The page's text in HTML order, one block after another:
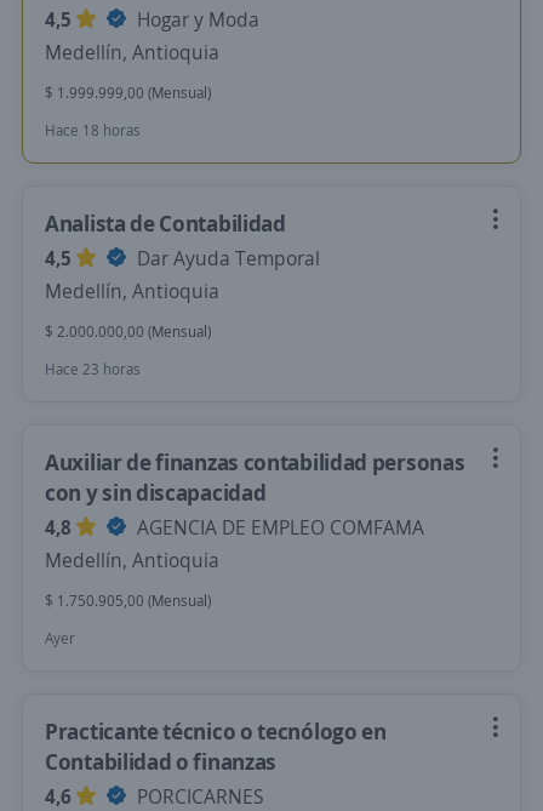
4,5
Hogar y Moda
Medellín, Antioquia
$ 1.999.999,00 (Mensual)
Hace 18 horas
Analista de Contabilidad
4,5
Dar Ayuda Temporal
Medellín, Antioquia
$ 2.000.000,00 (Mensual)
Hace 23 horas
Auxiliar de finanzas contabilidad personas
con y sin discapacidad
4,8
AGENCIA DE EMPLEO COMFAMA
Medellín, Antioquia
$ 1.750.905,00 (Mensual)
Ayer
Practicante técnico o tecnólogo en
Contabilidad o finanzas
4,6
PORCICARNES